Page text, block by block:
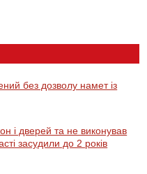
без дозволу намет із
і дверей та не виконував
засудили до 2 років